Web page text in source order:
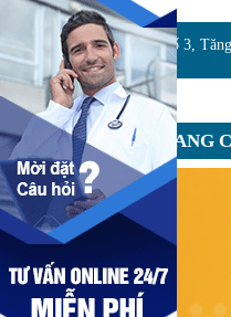
Địa chỉ:Số 3,
TRANG